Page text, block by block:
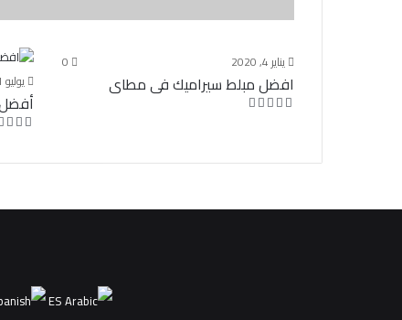
يناير 4, 2020 0
افضل مبلط سيراميك فى مطاى يوليو 1, 2024
ES